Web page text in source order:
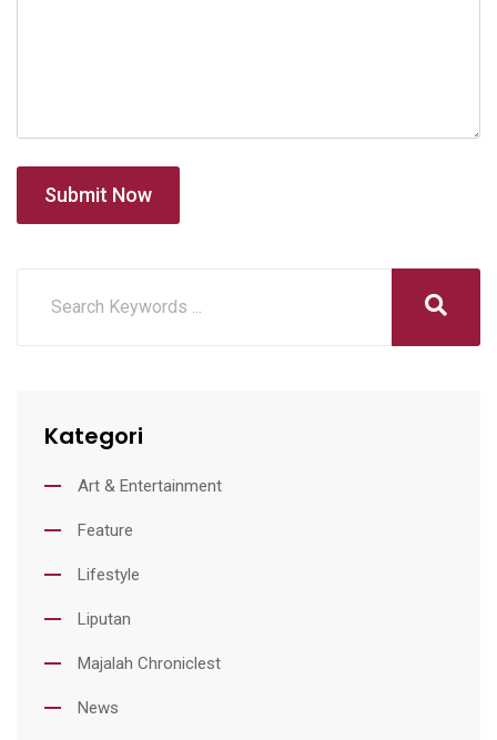
Submit Now
Kategori
Art & Entertainment
Feature
Lifestyle
Liputan
Majalah Chroniclest
News